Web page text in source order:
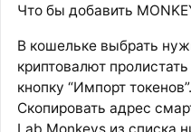
Что бы добавить
В кошельке выбрать
криптовалют
кнопку “Импорт токенов”.
Скопировать адрес
Lab Monkeys из списка